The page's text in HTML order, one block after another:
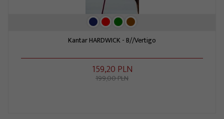
Kantar HARDWICK - B//Vertigo
159,20 PLN
199,00 PLN